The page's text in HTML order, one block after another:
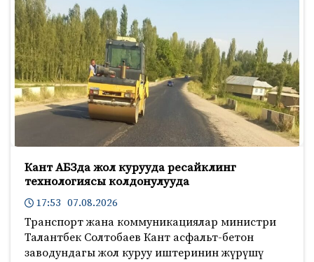
Кант АБЗда жол курууда ресайклинг
технологиясы колдонулууда
17:53 07.08.2026
Транспорт жана коммуникациялар министри
Талантбек Солтобаев Кант асфальт-бетон
заводундагы жол куруу иштеринин жүрүшү